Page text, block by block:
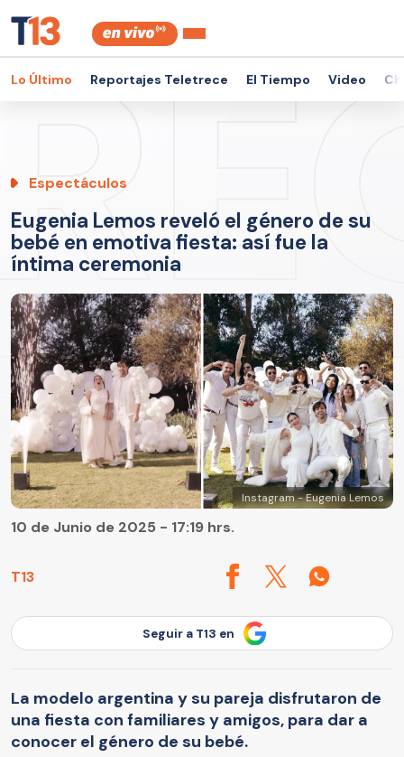
Lo Último Reportajes Teletrece El Tiempo Video
Espectáculos
Eugenia Lemos reveló el género de su
bebé en emotiva fiesta: así fue la
íntima ceremonia
Instagram - Eugenia Lemos
T13
10 de Junio de 2025 - 17:19 hrs.
Seguir a T13 en
La modelo argentina y su pareja disfrutaron de
una fiesta con familiares y amigos, para dar a
conocer el género de su bebé.